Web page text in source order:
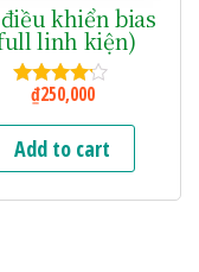
khiển bias
linh kiện)
Rated
₫250,000
Add to cart